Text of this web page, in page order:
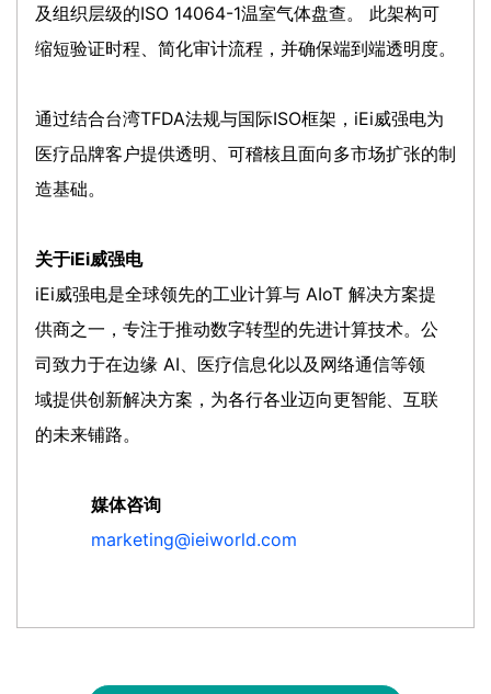
及组织层级的ISO 14064-1温室气体盘查。 此架构可
缩短验证时程、简化审计流程，并确保端到端透明度。
通过结合台湾TFDA法规与国际ISO框架，iEi威强电为
医疗品牌客户提供透明、可稽核且面向多市场扩张的制
造基础。
关于iEi威强电
iEi威强电是全球领先的工业计算与 AIoT 解决方案提
供商之一，专注于推动数字转型的先进计算技术。公
司致力于在边缘 AI、医疗信息化以及网络通信等领
域提供创新解决方案，为各行各业迈向更智能、互联
的未来铺路。
媒体咨询
marketing@ieiworld.com